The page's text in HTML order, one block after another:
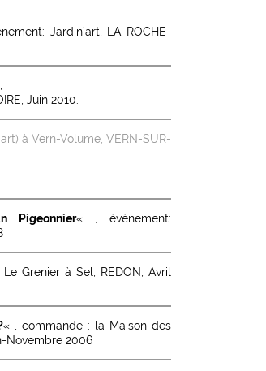
Jardin’art, LA ROCHE-
Juin 2010.
à Vern-Volume, VERN-SUR-
Pigeonnier« , événement:
Le Grenier à Sel, REDON, Avril
« , commande : la Maison des
Novembre 2006